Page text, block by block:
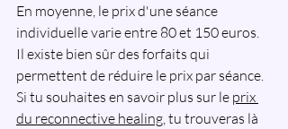
En moyenne, le prix d'une séance
individuelle varie entre 80 et 150 euros.
Il existe bien sûr des forfaits qui
permettent de réduire le prix par séance.
Si tu souhaites en savoir plus sur le prix
du reconnective healing , tu trouveras là